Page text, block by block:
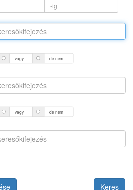
vagy de nem
vagy de nem